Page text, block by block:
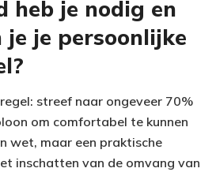
heb je nodig en
je je persoonlijke
streef naar ongeveer 70%
om comfortabel te kunnen
wet, maar een praktische
inschatten van de omvang van